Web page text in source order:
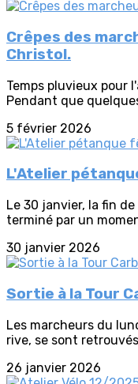
Crêpes des
Christol.
Temps pluvieux pour
Pendant que
5 février 2026
L'Atelier
Le 30 janvier, la fin
terminé par un
30 janvier 2026
Sortie à la Tour
Les marcheurs du
rive, se sont
26 janvier 2026